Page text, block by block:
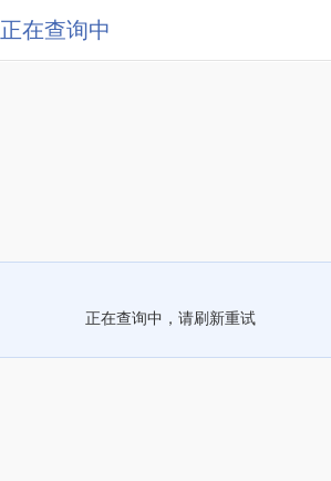
正在查询中
正在查询中，请刷新重试